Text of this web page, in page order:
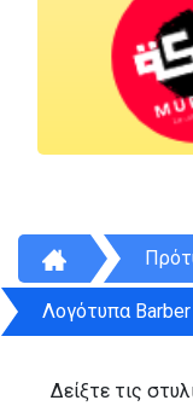
Λογότυπα Barber
Δείξτε τις